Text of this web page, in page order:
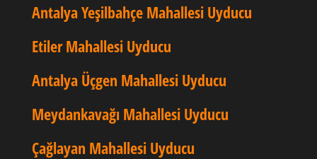
Antalya Yeşilbahçe Mahallesi Uyducu
Etiler Mahallesi Uyducu
Antalya Üçgen Mahallesi Uyducu
Meydankavağı Mahallesi Uyducu
Çağlayan Mahallesi Uyducu